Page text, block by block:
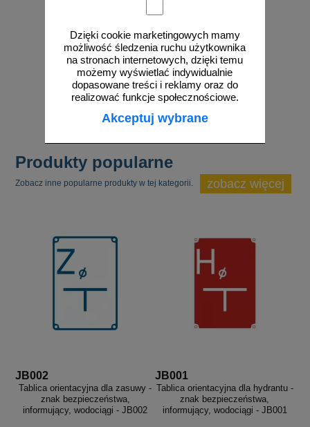
Dzięki cookie marketingowych mamy
możliwość śledzenia ruchu użytkownika
na stronach internetowych, dzięki temu
możemy wyświetlać indywidualnie
dopasowane treści i reklamy oraz do
realizować funkcje społecznościowe.
Akceptuj wybrane
od 27,36 zł
22,24 zł netto
do koszyka
od 27,36 zł
22,24 zł netto
do koszyka
Produkty popularne
Zobacz inne popularne produkty w tej kategorii. zobacz więcej
JB002
Tablica orientacyjna dla zasuwy -
znak bezpieczeństwa,
informujący, wodociągi - JB002
JB001
Tablica orientacyjna dla hydrantu -
znak bezpieczeństwa,
informujący, wodociągi - JB001